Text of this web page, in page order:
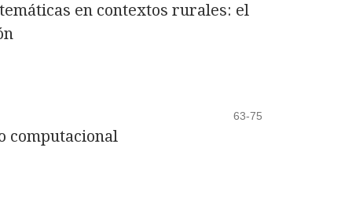
en contextos rurales: el
63-75
computacional